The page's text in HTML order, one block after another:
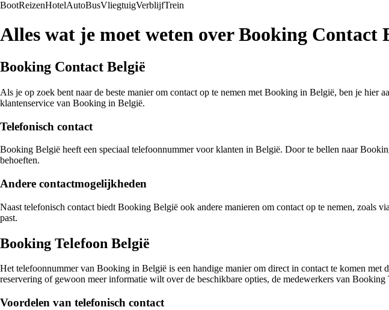
BootReizenHotelAutoBusVliegtuigVerblijfTrein
Alles wat je moet weten over Booking Contact
Booking Contact België
Als je op zoek bent naar de beste manier om contact op te nemen met Booking in België, ben je hier
klantenservice van Booking in België.
Telefonisch contact
Booking België heeft een speciaal telefoonnummer voor klanten in België. Door te bellen naar
behoeften.
Andere contactmogelijkheden
Naast telefonisch contact biedt Booking België ook andere manieren om contact op te nemen,
past.
Booking Telefoon België
Het telefoonnummer van Booking in België is een handige manier om direct in contact te komen
reservering of gewoon meer informatie wilt over de beschikbare opties, de medewerkers van
Voordelen van telefonisch contact